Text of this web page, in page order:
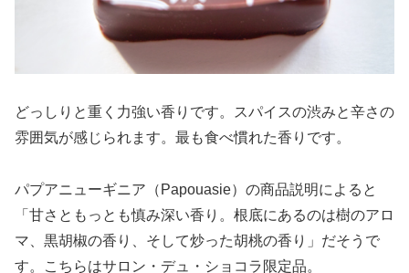
どっしりと重く力強い香りです。スパイスの渋みと辛さの
雰囲気が感じられます。最も食べ慣れた香りです。
パプアニューギニア（Papouasie）の商品説明によると
「甘さともっとも慎み深い香り。根底にあるのは樹のアロ
マ、黒胡椒の香り、そして炒った胡桃の香り」だそうで
す。こちらはサロン・デュ・ショコラ限定品。